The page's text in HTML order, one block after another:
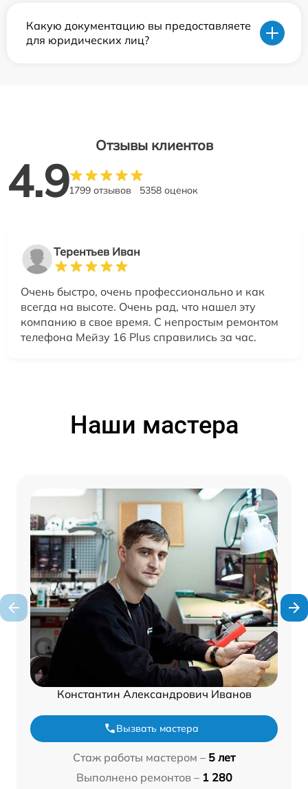
Какую документацию вы предоставляете
для юридических лиц?
Отзывы клиентов
4.91799 отзывов 5358 оценок
Терентьев Иван
Очень быстро, очень профессионально и как
всегда на высоте. Очень рад, что нашел эту
компанию в свое время. С непростым ремонтом
телефона Мейзу 16 Plus справились за час.
Наши мастера
Константин Александрович Иванов
Вызвать мастера
Стаж работы мастером – 5 лет
Выполнено ремонтов – 1 280